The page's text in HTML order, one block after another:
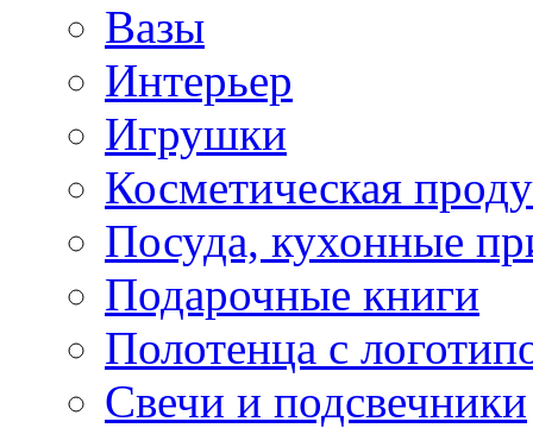
Вазы
Интерьер
Игрушки
Косметическая
Посуда, кухонные
Подарочные книги
Полотенца с
Свечи и подсвечники